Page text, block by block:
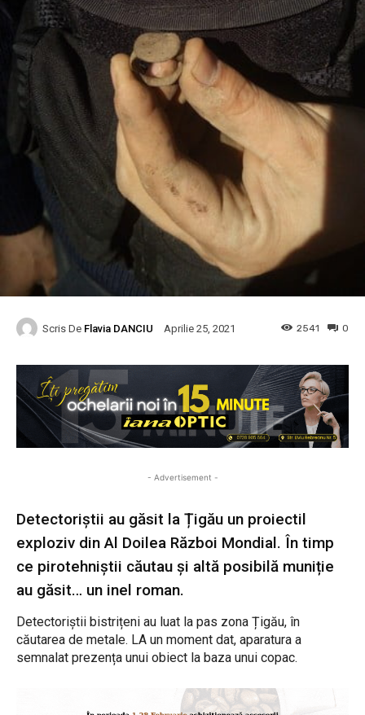
Scris De Flavia DANCIU Aprilie 25, 2021 0
2541
- Advertisement -
Detectoriștii au găsit la Țigău un proiectil
exploziv din Al Doilea Război Mondial. În timp
ce pirotehniștii căutau și altă posibilă muniție
au găsit… un inel roman.
Detectoriștii bistrițeni au luat la pas zona Țigău, în
căutarea de metale. LA un moment dat, aparatura a
semnalat prezența unui obiect la baza unui copac.